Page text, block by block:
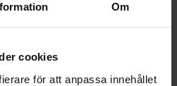
Om
cookies
för att anpassa innehållet
LIST